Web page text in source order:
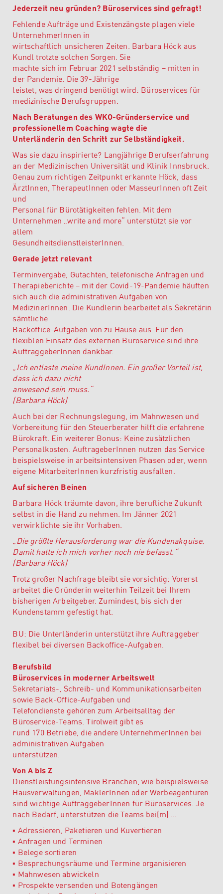
Jederzeit neu gründen? Büroservices sind gefragt!
Fehlende Aufträge und Existenzängste plagen viele
UnternehmerInnen in
wirtschaftlich unsicheren Zeiten. Barbara Höck aus
Kundl trotzte solchen Sorgen. Sie
machte sich im Februar 2021 selbständig – mitten in
der Pandemie. Die 39-Jährige
leistet, was dringend benötigt wird: Büroservices für
medizinische Berufsgruppen.
Nach Beratungen des WKO-Gründerservice und
professionellem Coaching wagte die
Unterländerin den Schritt zur Selbständigkeit.
Was sie dazu inspirierte? Langjährige Berufserfahrung
an der Medizinischen Universität und Klinik Innsbruck.
Genau zum richtigen Zeitpunkt erkannte Höck, dass
ÄrztInnen, TherapeutInnen oder MasseurInnen oft Zeit
und
Personal für Bürotätigkeiten fehlen. Mit dem
Unternehmen „write and more“ unterstützt sie vor
allem
GesundheitsdienstleisterInnen.
Gerade jetzt relevant
Terminvergabe, Gutachten, telefonische Anfragen und
Therapieberichte – mit der Covid-19-Pandemie häuften
sich auch die administrativen Aufgaben von
MedizinerInnen. Die Kundlerin bearbeitet als Sekretärin
sämtliche
Backoffice-Aufgaben von zu Hause aus. Für den
flexiblen Einsatz des externen Büroservice sind ihre
AuftraggeberInnen dankbar.
„Ich entlaste meine KundInnen. Ein großer Vorteil ist,
dass ich dazu nicht
anwesend sein muss.“
(Barbara Höck)
Auch bei der Rechnungslegung, im Mahnwesen und
Vorbereitung für den Steuerberater hilft die erfahrene
Bürokraft. Ein weiterer Bonus: Keine zusätzlichen
Personalkosten. AuftrageberInnen nutzen das Service
beispielsweise in arbeitsintensiven Phasen oder, wenn
eigene MitarbeiterInnen kurzfristig ausfallen.
Auf sicheren Beinen
Barbara Höck träumte davon, ihre berufliche Zukunft
selbst in die Hand zu nehmen. Im Jänner 2021
verwirklichte sie ihr Vorhaben.
„Die größte Herausforderung war die Kundenakquise.
Damit hatte ich mich vorher noch nie befasst.“
(Barbara Höck)
Trotz großer Nachfrage bleibt sie vorsichtig: Vorerst
arbeitet die Gründerin weiterhin Teilzeit bei Ihrem
bisherigen Arbeitgeber. Zumindest, bis sich der
Kundenstamm gefestigt hat.
BU: Die Unterländerin unterstützt ihre Auftraggeber
flexibel bei diversen Backoffice-Aufgaben.
Berufsbild
Büroservices in moderner Arbeitswelt
Sekretariats-, Schreib- und Kommunikationsarbeiten
sowie Back-Office-Aufgaben und
Telefondienste gehören zum Arbeitsalltag der
Büroservice-Teams. Tirolweit gibt es
rund 170 Betriebe, die andere UnternehmerInnen bei
administrativen Aufgaben
unterstützen.
Von A bis Z
Dienstleistungsintensive Branchen, wie beispielsweise
Hausverwaltungen, MaklerInnen oder Werbeagenturen
sind wichtige AuftraggeberInnen für Büroservices. Je
nach Bedarf, unterstützen die Teams bei(m) …
▪ Adressieren, Paketieren und Kuvertieren
▪ Anfragen und Terminen
▪ Belege sortieren
▪ Besprechungsräume und Termine organisieren
▪ Mahnwesen abwickeln
▪ Prospekte versenden und Botengängen